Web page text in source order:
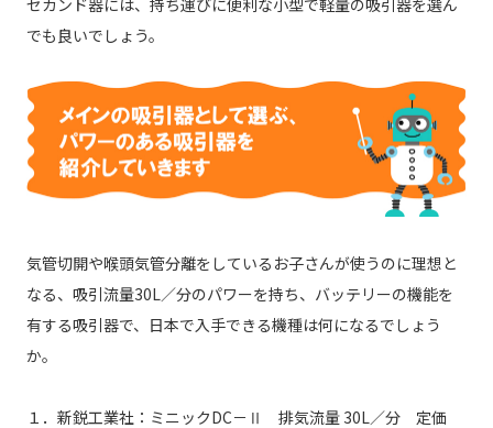
でも良いでしょう。
気管切開や喉頭気管分離をしているお子さんが使うのに理想と
なる、吸引流量30L／分のパワーを持ち、バッテリーの機能を
有する吸引器で、日本で入手できる機種は何になるでしょう
か。
１．新鋭工業社：ミニックDC－Ⅱ 排気流量 30L／分 定価